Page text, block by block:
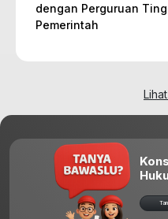
dengan Perguruan
Pemerintah